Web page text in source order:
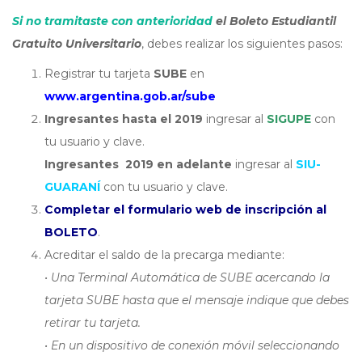
Si no tramitaste con anterioridad el Boleto Estudiantil
Gratuito Universitario, debes realizar los siguientes pasos:
Registrar tu tarjeta SUBE en
www.argentina.gob.ar/sube
Ingresantes hasta el 2019 ingresar al SIGUPE con
tu usuario y clave.
Ingresantes 2019 en adelante ingresar al SIU-
GUARANÍ con tu usuario y clave.
Completar el formulario web de inscripción al
BOLETO.
Acreditar el saldo de la precarga mediante:
• Una Terminal Automática de SUBE acercando la
tarjeta SUBE hasta que el mensaje indique que debes
retirar tu tarjeta.
• En un dispositivo de conexión móvil seleccionando